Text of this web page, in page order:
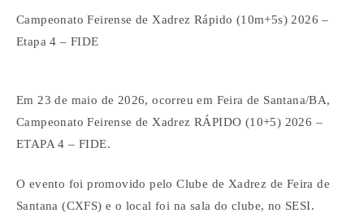
Campeonato Feirense de Xadrez Rápido (10m+5s) 2026 –
Etapa 4 – FIDE
Em 23 de maio de 2026, ocorreu em Feira de Santana/BA,
Campeonato Feirense de Xadrez RÁPIDO (10+5) 2026 –
ETAPA 4 – FIDE.
O evento foi promovido pelo Clube de Xadrez de Feira de
Santana (CXFS) e o local foi na sala do clube, no SESI.